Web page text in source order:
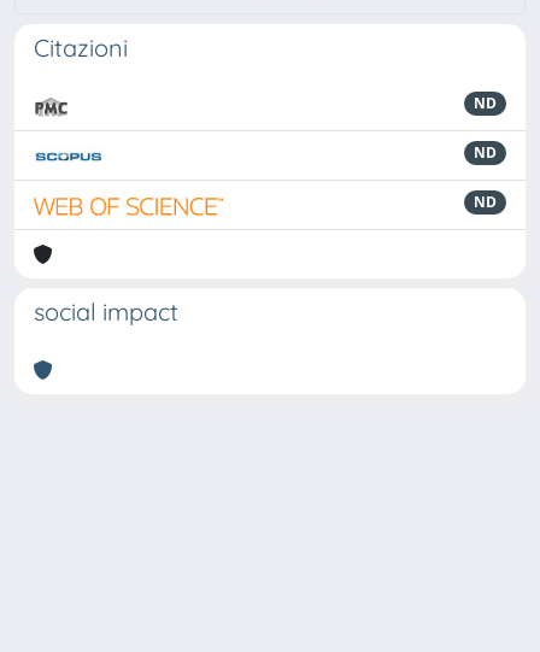
Citazioni
ND
ND
ND
social impact